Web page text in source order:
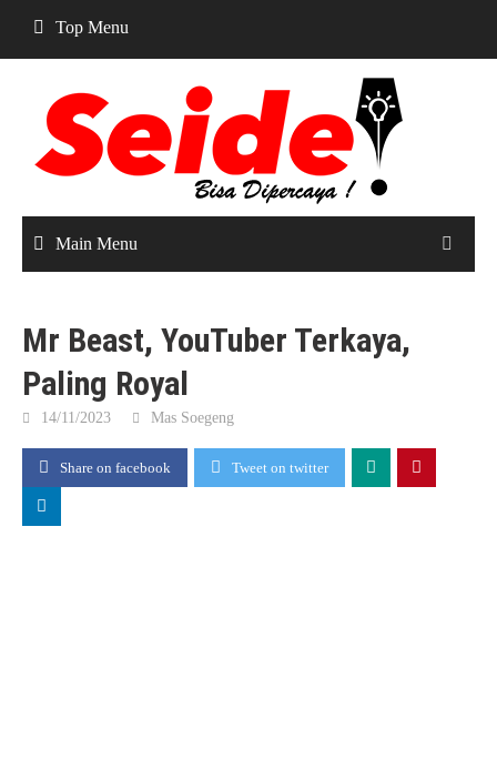
content
Top Menu
Main Menu
Mr Beast, YouTuber Terkaya,
Paling Royal
14/11/2023 Mas Soegeng
Share on facebook Tweet on twitter